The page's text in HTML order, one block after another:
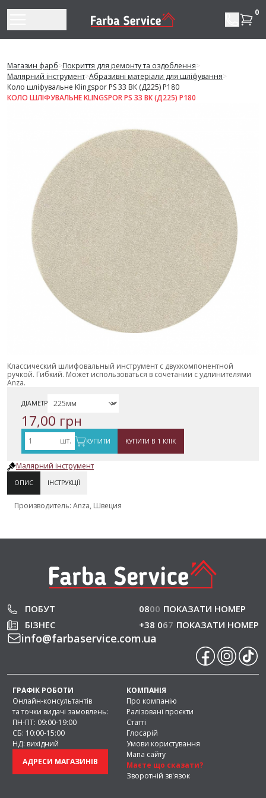
0
Магазин фарб>Покриття для ремонту та оздоблення>
Малярний інструмент>Абразивні матеріали для шліфування>
Коло шліфувальне Klingspor РS 33 BК (Д225) Р180
КОЛО ШЛІФУВАЛЬНЕ KLINGSPOR РS 33 BК (Д225) Р180
Классический шлифовальный инструмент с двухкомпонентной
ручкой. Гибкий. Может использоваться в сочетании с удлинителями
Anza.
ДІАМЕТР
17,00 грн
шт. КУПИТИ КУПИТИ В 1 КЛІК
Малярний інструмент
ОПИС ІНСТРУКЦІЇ
Производитель: Anza, Швеция
ПОБУТ 0800 ПОКАЗАТИ НОМЕР
БІЗНЕС
+38 067 ПОКАЗАТИ НОМЕР
info@farbaservice.com.ua
КОМПАНІЯ
Про компанію
Ралізовані проєкти
Статті
Глосарій
Умови користування
Мапа сайту
Маєте що сказати?
Зворотній зв'язок
ГРАФІК РОБОТИ
Онлайн-консультантів
та точки видачі замовлень:
ПН-ПТ: 09:00-19:00
СБ: 10:00-15:00
НД: вихідний
АДРЕСИ МАГАЗИНІВ